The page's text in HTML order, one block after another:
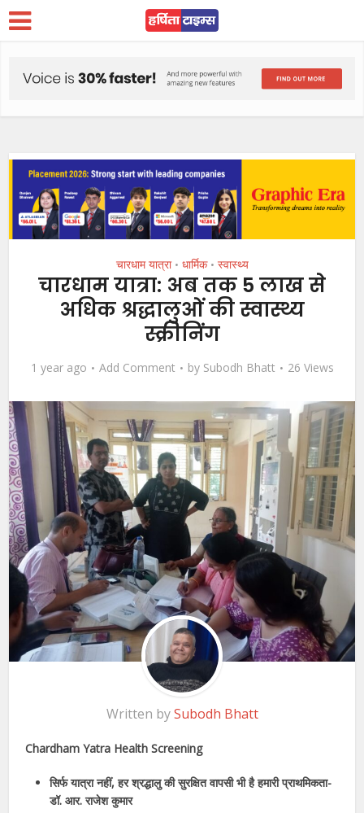
चारधाम यात्रा • धार्मिक • स्वास्थ्य
चारधाम यात्रा: अब तक 5 लाख से
अधिक श्रद्धालुओं की स्वास्थ्य
स्क्रीनिंग
1 year ago Add Comment by Subodh Bhatt 26 Views
Written bySubodh Bhatt
Chardham Yatra Health Screening
सिर्फ यात्रा नहीं, हर श्रद्धालु की सुरक्षित वापसी भी है हमारी प्राथमिकता-
डॉ. आर. राजेश कुमार